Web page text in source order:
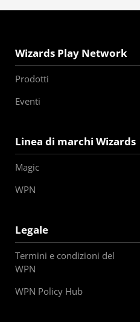
Wizards Play Network
Prodotti
Eventi
Linea di marchi Wizards
Magic
WPN
Legale
Termini e condizioni del
WPN
WPN Policy Hub